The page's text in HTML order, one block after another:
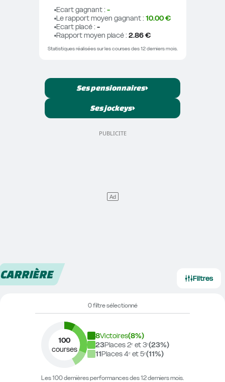
Ecart gagnant : -
Le rapport moyen gagnant : 10.00 €
Ecart placé : -
Rapport moyen placé : 2.86 €
Statistiques réalisées sur les courses des 12 derniers mois.
Ses pensionnaires
Ses jockeys
CARRIÈRE Filtres
0 filtre sélectionné
100
courses
8Victoires(8%)
23Places 2ᵉ et 3ᵉ(23%)
11Places 4ᵉ et 5ᵉ(11%)
Les 100 dernières performances des 12 derniers mois.